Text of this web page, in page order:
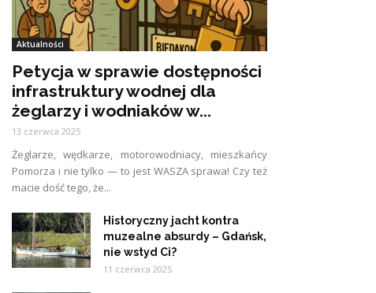
Aktualności
Petycja w sprawie dostępności
infrastruktury wodnej dla
żeglarzy i wodniaków w...
13 czerwca 2025
Żeglarze, wędkarze, motorowodniacy, mieszkańcy
Pomorza i nie tylko — to jest WASZA sprawa! Czy też
macie dość tego, że...
Historyczny jacht kontra
muzealne absurdy – Gdańsk,
nie wstyd Ci?
11 czerwca 2025